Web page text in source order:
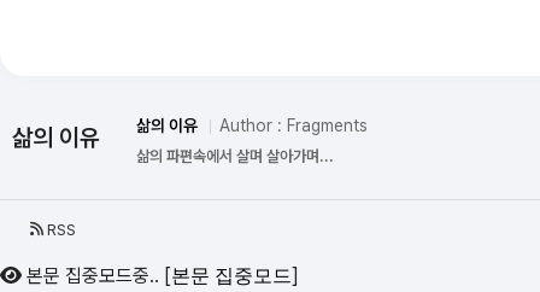
삶의 이유 삶의 이유 Author : Fragments
삶의 파편속에서 살며 살아가며...
RSS
본문 집중모드중.. [본문 집중모드]